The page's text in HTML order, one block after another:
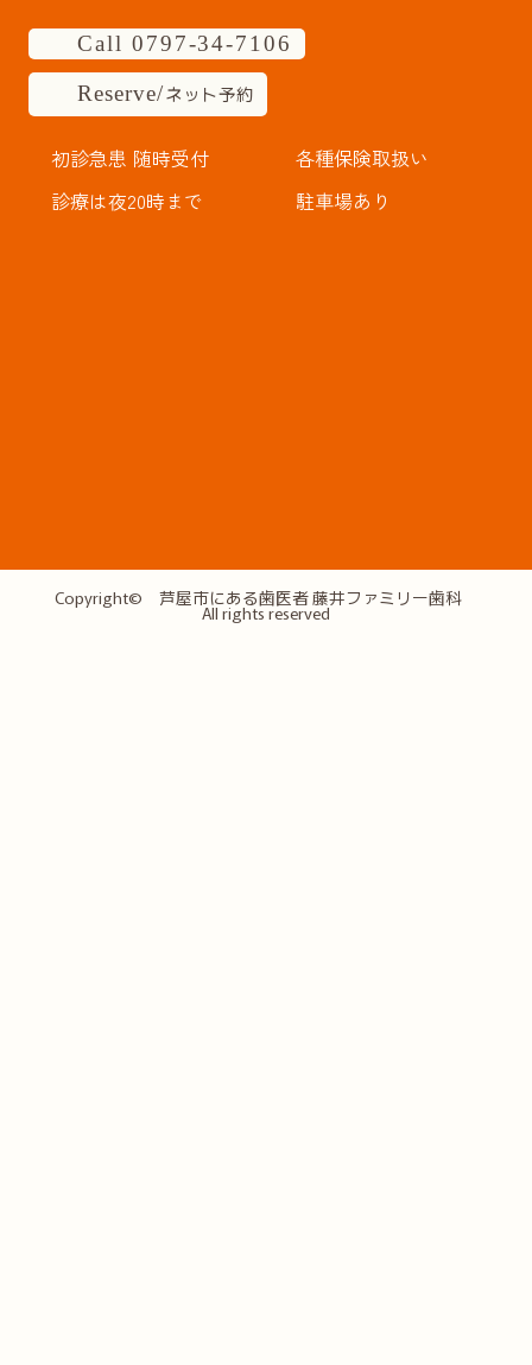
Call 0797-34-7106
Reserve/ネット予約
初診急患 随時受付
各種保険取扱い
診療は夜20時まで
駐車場あり
Copyright© 芦屋市にある歯医者 藤井ファミリー歯科
All rights reserved